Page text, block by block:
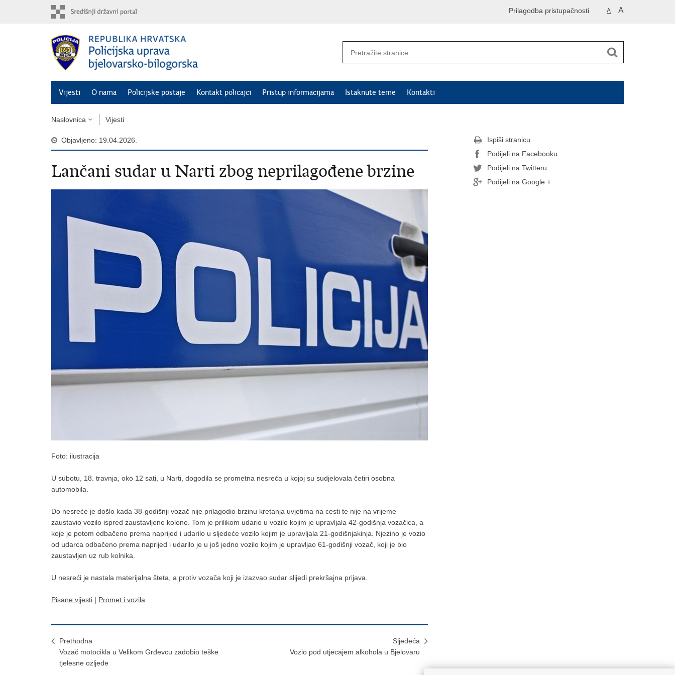
A A
Prilagodba pristupačnosti
Vijesti O nama Policijske postaje Kontakt policajci Pristup informacijama Istaknute teme Kontakti
Naslovnica Vijesti
Objavljeno: 19.04.2026.
Lančani sudar u Narti zbog neprilagođene brzine
Foto: ilustracija
U subotu, 18. travnja, oko 12 sati, u Narti, dogodila se prometna nesreća u kojoj su sudjelovala četiri osobna
automobila.
Do nesreće je došlo kada 38-godišnji vozač nije prilagodio brzinu kretanja uvjetima na cesti te nije na vrijeme
zaustavio vozilo ispred zaustavljene kolone. Tom je prilikom udario u vozilo kojim je upravljala 42-godišnja vozačica, a
koje je potom odbačeno prema naprijed i udarilo u sljedeće vozilo kojim je upravljala 21-godišnjakinja. Njezino je vozio
od udarca odbačeno prema naprijed i udarilo je u još jedno vozilo kojim je upravljao 61-godišnji vozač, koji je bio
zaustavljen uz rub kolnika.
U nesreći je nastala materijalna šteta, a protiv vozača koji je izazvao sudar slijedi prekršajna prijava.
Pisane vijesti | Promet i vozila
Prethodna
Vozač motocikla u Velikom Grđevcu zadobio teške
tjelesne ozljede
Sljedeća
Vozio pod utjecajem alkohola u Bjelovaru
Ispiši stranicu
Podijeli na Facebooku
Podijeli na Twitteru
Podijeli na Google +